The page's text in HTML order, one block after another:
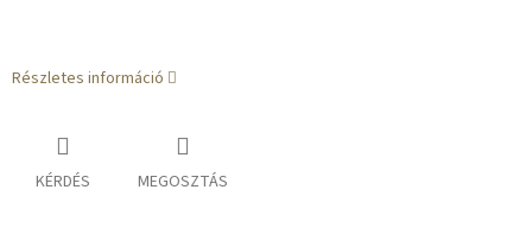
Részletes információ
KÉRDÉS MEGOSZTÁS